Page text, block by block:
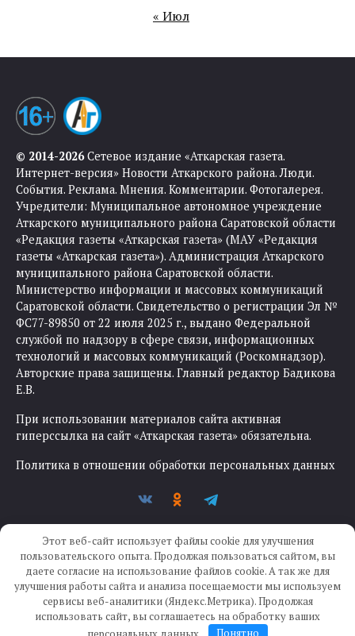
« Июл
© 2014-2026Сетевое издание «Аткарская газета.
Интернет-версия» Новости Аткарского района. Люди.
События. Реклама. Мнения. Комментарии. Фотогалерея.
Учредители: Муниципальное автономное учреждение
Аткарского муниципального района Саратовской области
«Редакция газеты «Аткарская газета» (МАУ «Редакция
газеты «Аткарская газета»). Администрация Аткарского
муниципального района Саратовской области.
Министерство информации и массовых коммуникаций
Саратовской области. Свидетельство о регистрации Эл №
ФС77-89850 от 22 июля 2025 г., выдано Федеральной
службой по надзору в сфере связи, информационных
технологий и массовых коммуникаций (Роскомнадзор).
Авторские права защищены. Главный редактор Бадикова
Е.В.
При использовании материалов сайта активная
гиперссылка на сайт «Аткарская газета» обязательна.
Политика в отношении обработки персональных данных
Создание сайта —IKWEB
Этот веб-сайт использует файлы cookie для улучшения
пользовательского опыта. Продолжая пользоваться сайтом, вы
даете согласие на использование файлов cookie. А так же для
улучшения работы сайта и анализа посещаемости мы используем
сервисы веб-аналитики (Яндекс.Метрика). Продолжая
использовать сайт, вы соглашаетесь на обработку ваших